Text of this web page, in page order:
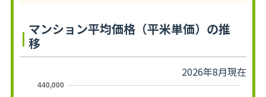
マンション平均価格（平米単価）の推
移
2026年8月現在
440,000